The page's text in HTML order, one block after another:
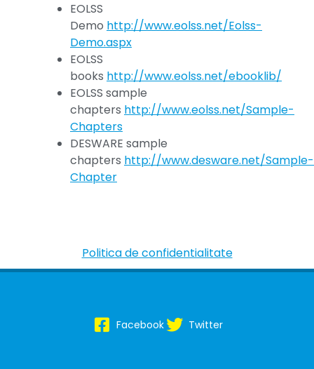
EOLSS
Demo http://www.eolss.net/Eolss-
Demo.aspx
EOLSS
books http://www.eolss.net/ebooklib/
EOLSS sample
chapters http://www.eolss.net/Sample-
Chapters
DESWARE sample
chapters http://www.desware.net/Sample-
Chapter
Politica de confidentialitate
Facebook Twitter